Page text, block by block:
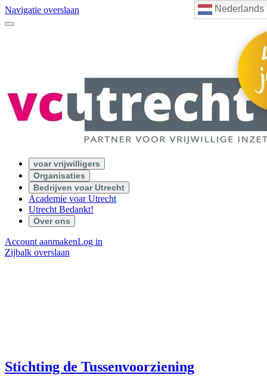
Nederlands
Navigatie overslaan
voar vrijwilligers
Organisaties
Bedrijven voar Utrecht
Academie voar Utrecht
Utrecht Bedankt!
Over ons
Account aanmakenLog in
Zijbalk overslaan
Stichting de Tussenvoorziening